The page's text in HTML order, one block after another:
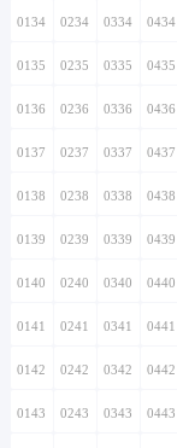
0134 0234 0334 0434
0135 0235 0335 0435
0136 0236 0336 0436
0137 0237 0337 0437
0138 0238 0338 0438
0139 0239 0339 0439
0140 0240 0340 0440
0141 0241 0341 0441
0142 0242 0342 0442
0143 0243 0343 0443